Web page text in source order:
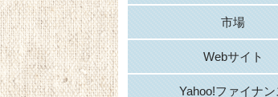
市場
Webサイト
Yahoo!ファイナン